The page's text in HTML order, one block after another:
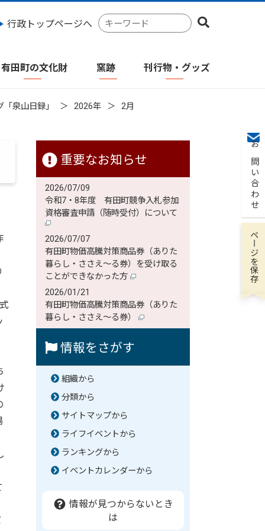
行政トップページへ
検
索
ワ
有田町の文化財 窯跡 刊行物・グッズ
お問い合わせ
泉山日録」 2026年 2月
重要なお知らせ
2026/07/09
令和7・8年度 有田町競争入札参加
資格審査申請（随時受付）について
2026/07/07
有田町物価高騰対策商品券（ありた
暮らし・ささえ～る券）を受け取る
ことができなかった方
2026/01/21
有田町物価高騰対策商品券（ありた
暮らし・ささえ～る券）
情報をさがす
組織から
分類から
サイトマップから
ライフイベントから
ランキングから
イベントカレンダーから
情報が見つからないとき
は
ページを保存